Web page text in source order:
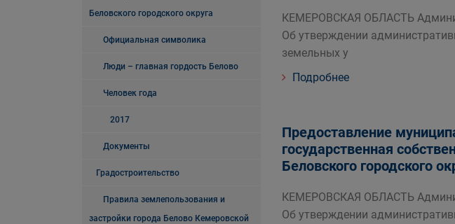
Беловского городского округа
Официальная символика
Люди – главная гордость Белово
Человек года
2017
Документы
Градостроительство
Правила землепользования и
застройки города Белово Кемеровской
КЕМЕРОВСКАЯ ОБЛАСТЬ
Об утверждении
земельных у
Подробнее
Предоставление
государственная
Беловского городского
КЕМЕРОВСКАЯ ОБЛАСТЬ
Об утверждении